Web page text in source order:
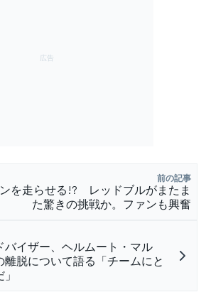
前の記事
を走らせる!? レッドブルがまたま
た驚きの挑戦か。ファンも興奮
バイザー、ヘルムート・マル
離脱について語る「チームにと